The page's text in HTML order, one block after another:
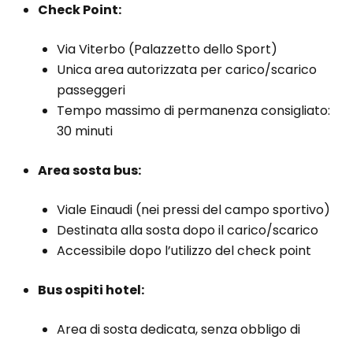
Check Point:
Via Viterbo (Palazzetto dello Sport)
Unica area autorizzata per carico/scarico
passeggeri
Tempo massimo di permanenza consigliato:
30 minuti
Area sosta bus:
Viale Einaudi (nei pressi del campo sportivo)
Destinata alla sosta dopo il carico/scarico
Accessibile dopo l’utilizzo del check point
Bus ospiti hotel:
Area di sosta dedicata, senza obbligo di